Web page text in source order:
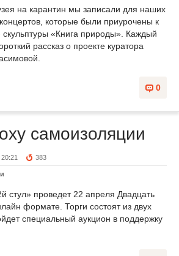
на карантин мы записали для наших
которые были приурочены к
скульптуры «Книга природы». Каждый
рассказ о проекте куратора
0
самоизоляции
383
стул» проведет 22 апреля Двадцать
формате. Торги состоят из двух
специальный аукцион в поддержку